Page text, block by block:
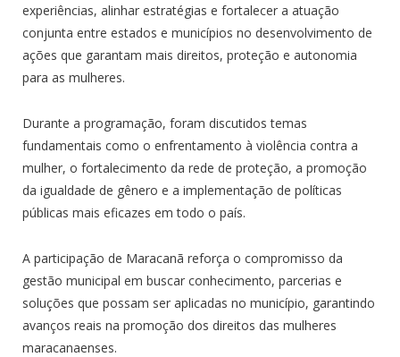
experiências, alinhar estratégias e fortalecer a atuação
conjunta entre estados e municípios no desenvolvimento de
ações que garantam mais direitos, proteção e autonomia
para as mulheres.
Durante a programação, foram discutidos temas
fundamentais como o enfrentamento à violência contra a
mulher, o fortalecimento da rede de proteção, a promoção
da igualdade de gênero e a implementação de políticas
públicas mais eficazes em todo o país.
A participação de Maracanã reforça o compromisso da
gestão municipal em buscar conhecimento, parcerias e
soluções que possam ser aplicadas no município, garantindo
avanços reais na promoção dos direitos das mulheres
maracanaenses.